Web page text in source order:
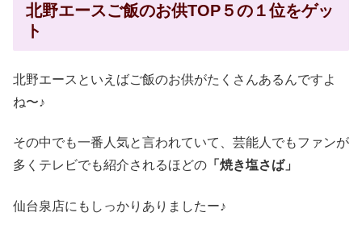
北野エースご飯のお供TOP５の１位をゲッ
ト
北野エースといえばご飯のお供がたくさんあるんですよ
ね〜♪
その中でも一番人気と言われていて、芸能人でもファンが
多くテレビでも紹介されるほどの 「焼き塩さば」
仙台泉店にもしっかりありましたー♪